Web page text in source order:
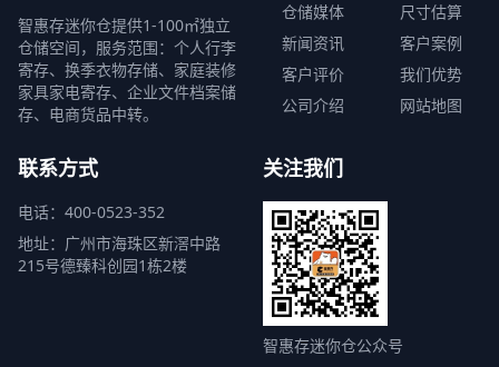
智惠存迷你仓提供1-100㎡独立
仓储空间，服务范围：个人行李
寄存、换季衣物存储、家庭装修
家具家电寄存、企业文件档案储
存、电商货品中转。
仓储媒体
尺寸估算
新闻资讯
客户案例
客户评价
我们优势
公司介绍
网站地图
联系方式
电话：400-0523-352
地址：广州市海珠区新滘中路
215号德臻科创园1栋2楼
关注我们
智惠存迷你仓公众号